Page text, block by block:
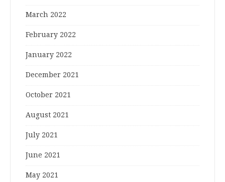
March 2022
February 2022
January 2022
December 2021
October 2021
August 2021
July 2021
June 2021
May 2021